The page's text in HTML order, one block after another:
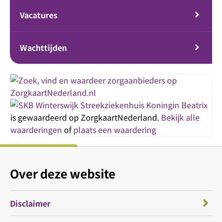
Vacatures
Wachttijden
Streekziekenhuis Koningin Beatrix
is gewaardeerd op ZorgkaartNederland. Bekijk alle
waarderingen ofplaats een waardering
Over deze website
Disclaimer